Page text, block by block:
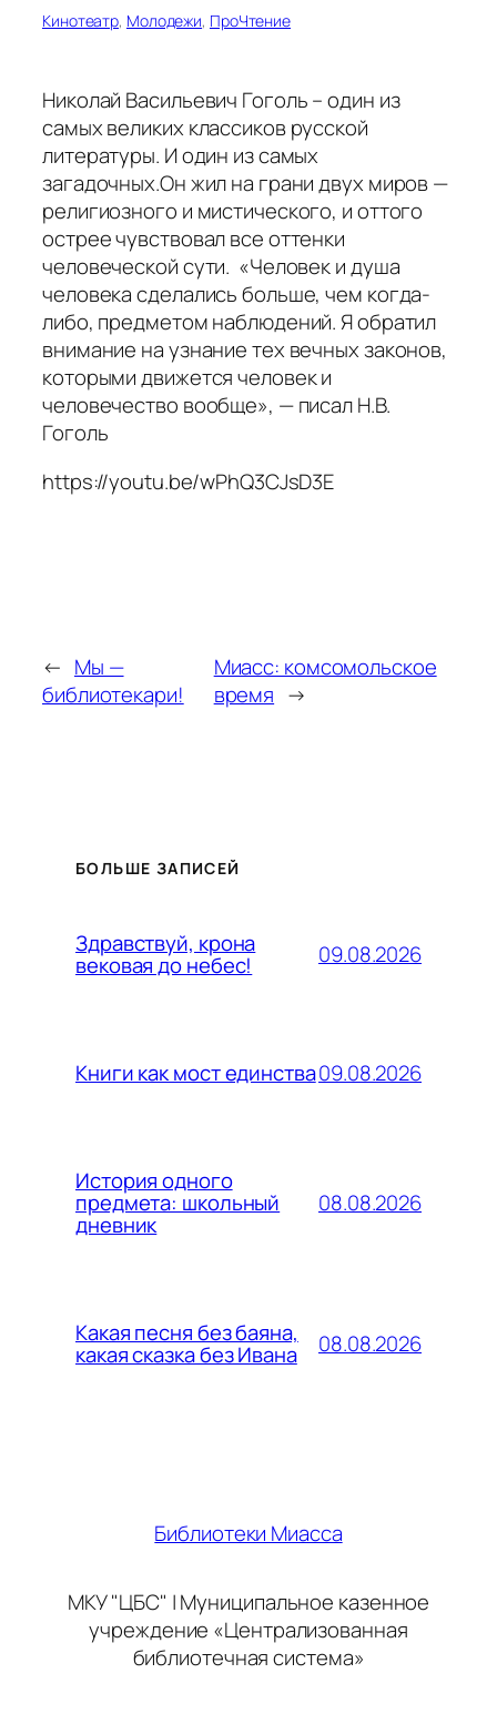
Кинотеатр, Молодежи, ПроЧтение
Николай Васильевич Гоголь – один из
самых великих классиков русской
литературы. И один из самых
загадочных.Он жил на грани двух миров —
религиозного и мистического, и оттого
острее чувствовал все оттенки
человеческой сути. «Человек и душа
человека сделались больше, чем когда-
либо, предметом наблюдений. Я обратил
внимание на узнание тех вечных законов,
которыми движется человек и
человечество вообще», — писал Н.В.
Гоголь
https://youtu.be/wPhQ3CJsD3E
← Мы —
библиотекари!
Миасс: комсомольское
время →
БОЛЬШЕ ЗАПИСЕЙ
Здравствуй, крона
вековая до небес! 09.08.2026
Книги как мост единства09.08.2026
История одного
предмета: школьный
дневник
08.08.2026
Какая песня без баяна,
какая сказка без Ивана 08.08.2026
Библиотеки Миасса
МКУ "ЦБС" | Муниципальное казенное
учреждение «Централизованная
библиотечная система»